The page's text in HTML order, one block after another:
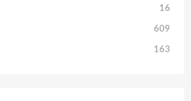
16
609
163